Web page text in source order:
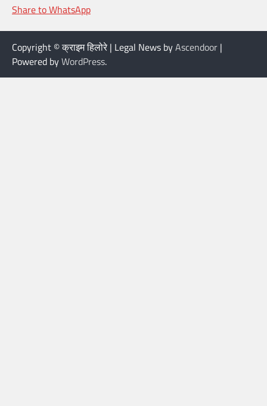
Share to WhatsApp
Copyright © क्राइम हिलोरे | Legal News byAscendoor |
Powered byWordPress.